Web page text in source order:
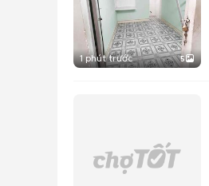
1 phút trước 5